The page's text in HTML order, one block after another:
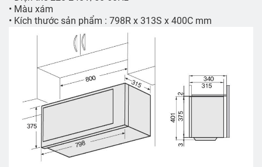
• Màu xám
• Kích thước sản phẩm : 798R x 313S x 400C mm